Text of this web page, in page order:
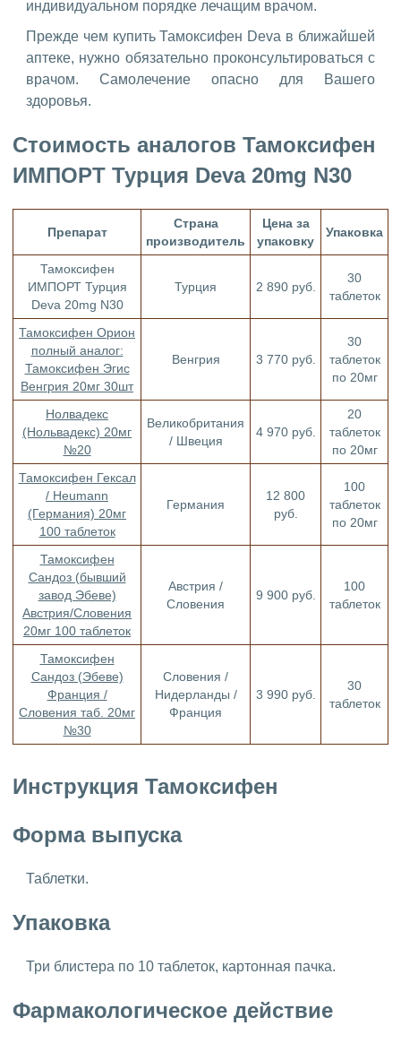
индивидуальном порядке лечащим врачом.
Прежде чем купить Тамоксифен Deva в ближайшей
аптеке, нужно обязательно проконсультироваться с
врачом. Самолечение опасно для Вашего
здоровья.
Стоимость аналогов Тамоксифен
ИМПОРТ Турция Deva 20mg N30
Препарат
Страна
производитель
Цена за
упаковку
Упаковка
Тамоксифен
ИМПОРТ Турция
Deva 20mg N30
Турция 2 890 руб.
30
таблеток
Тамоксифен Орион
полный аналог:
Тамоксифен Эгис
Венгрия 20мг 30шт
Венгрия 3 770 руб.
30
таблеток
по 20мг
Нолвадекс
(Нольвадекс) 20мг
№20
Великобритания
/ Швеция
4 970 руб.
20
таблеток
по 20мг
Тамоксифен Гексал
/ Heumann
(Германия) 20мг
100 таблеток
Германия
12 800
руб.
100
таблеток
по 20мг
Тамоксифен
Сандоз (бывший
завод Эбеве)
Австрия/Словения
20мг 100 таблеток
Австрия /
Словения
9 900 руб.
100
таблеток
Тамоксифен
Сандоз (Эбеве)
Франция /
Словения таб. 20мг
№30
Словения /
Нидерланды /
Франция
3 990 руб.
30
таблеток
Инструкция Тамоксифен
Форма выпуска
Таблетки.
Упаковка
Три блистера по 10 таблеток, картонная пачка.
Фармакологическое действие